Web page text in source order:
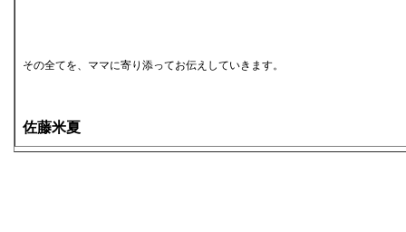
その全てを、ママに寄り添ってお伝えしていきます。
佐藤米夏